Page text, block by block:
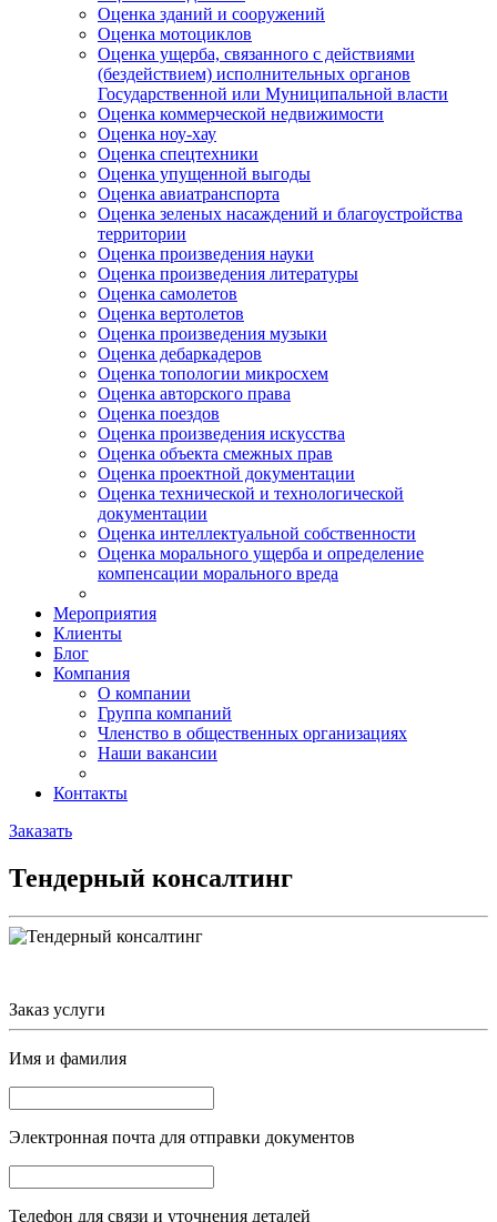
Оценка зданий и сооружений
Оценка мотоциклов
Оценка ущерба, связанного с действиями
(бездействием) исполнительных органов
Государственной или Муниципальной власти
Оценка коммерческой недвижимости
Оценка ноу-хау
Оценка спецтехники
Оценка упущенной выгоды
Оценка авиатранспорта
Оценка зеленых насаждений и благоустройства
территории
Оценка произведения науки
Оценка произведения литературы
Оценка самолетов
Оценка вертолетов
Оценка произведения музыки
Оценка дебаркадеров
Оценка топологии микросхем
Оценка авторского права
Оценка поездов
Оценка произведения искусства
Оценка объекта смежных прав
Оценка проектной документации
Оценка технической и технологической
документации
Оценка интеллектуальной собственности
Оценка морального ущерба и определение
компенсации морального вреда
Мероприятия
Клиенты
Блог
Компания
О компании
Группа компаний
Членство в общественных организациях
Наши вакансии
Контакты
Заказать
Тендерный консалтинг
Заказ услуги
Имя и фамилия
Электронная почта для отправки документов
Телефон для связи и уточнения деталей